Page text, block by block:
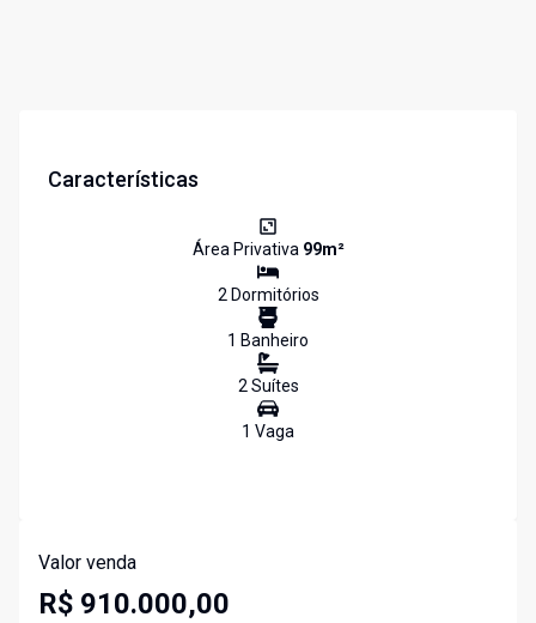
Características
Área Privativa 99m²
2Dormitórios
1 Banheiro
2Suítes
1 Vaga
Valor venda
R$ 910.000,00